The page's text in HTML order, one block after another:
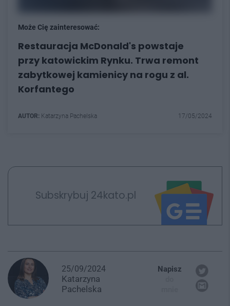
Może Cię zainteresować:
Restauracja McDonald's powstaje
przy katowickim Rynku. Trwa remont
zabytkowej kamienicy na rogu z al.
Korfantego
AUTOR: Katarzyna Pachelska 17/05/2024
Subskrybuj 24kato.pl
25/09/2024
Katarzyna
Pachelska
Napisz